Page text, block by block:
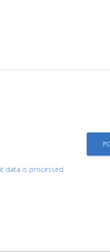
data is processed.